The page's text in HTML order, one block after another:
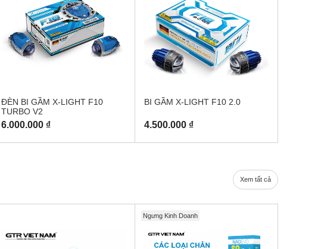
ĐÈN BI GẦM X-LIGHT F10
TURBO V2
6.000.000 ₫
BI GẦM X-LIGHT F10 2.0
4.500.000 ₫
Xem tất cả
Ngưng Kinh Doanh